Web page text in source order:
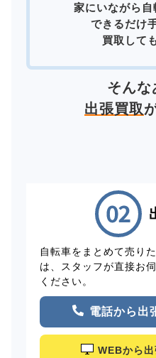
家にいながら自
できるだけ
買取して
そんな
出張買取
自転車をまとめて売り
は、スタッフが直接お
ください。
電話から出
WEBから